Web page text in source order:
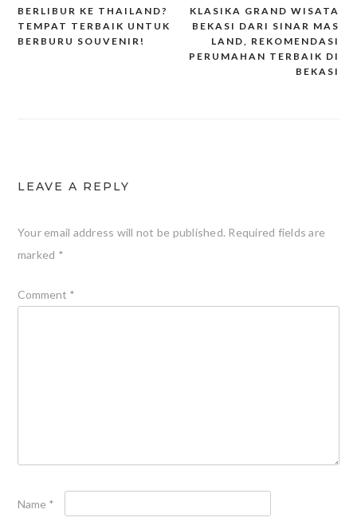
Post
navigation
KLASIKA GRAND WISATA
BEKASI DARI SINAR MAS
LAND, REKOMENDASI
PERUMAHAN TERBAIK DI
BEKASI
BERLIBUR KE THAILAND?
TEMPAT TERBAIK UNTUK
BERBURU SOUVENIR!
LEAVE A REPLY
Your email address will not be published. Required fields are
marked *
Comment *
Name *